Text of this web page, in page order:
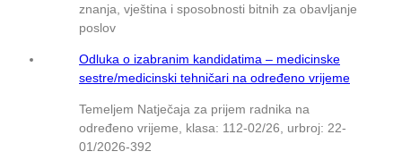
znanja, vještina i sposobnosti bitnih za obavljanje
poslov
Odluka o izabranim kandidatima – medicinske
sestre/medicinski tehničari na određeno vrijeme
Temeljem Natječaja za prijem radnika na
određeno vrijeme, klasa: 112-02/26, urbroj: 22-
01/2026-392